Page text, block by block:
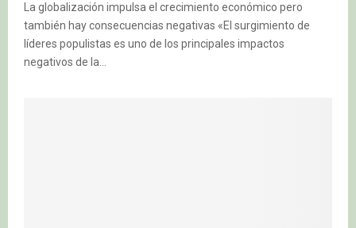
La globalización impulsa el crecimiento económico pero
también hay consecuencias negativas «El surgimiento de
líderes populistas es uno de los principales impactos
negativos de la...